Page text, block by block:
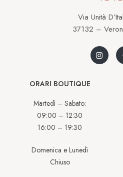
Via Unità
37132 –
ORARI BOUTIQUE
Martedì – Sabato:
09:00 – 12:30
16:00 – 19:30
Domenica e Lunedì
Chiuso